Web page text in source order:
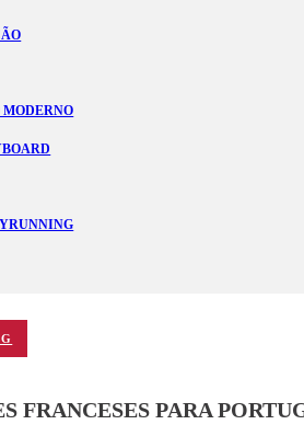
MODERNO
Nautico
FRANCESES PARA